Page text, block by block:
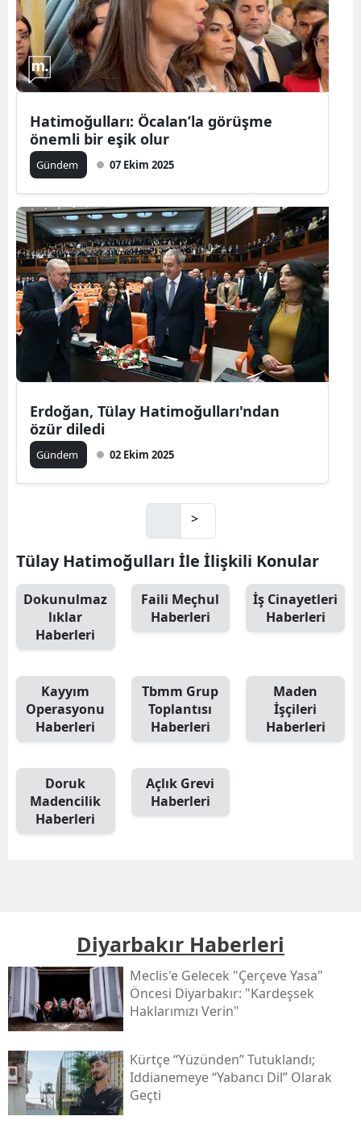
Hatimoğulları: Öcalan’la görüşme
önemli bir eşik olur
Gündem 07 Ekim 2025
Erdoğan, Tülay Hatimoğulları'ndan
özür diledi
Gündem 02 Ekim 2025
>
Tülay Hatimoğulları İle İlişkili Konular
Dokunulmaz
lıklar
Haberleri
Faili Meçhul
Haberleri
İş Cinayetleri
Haberleri
Kayyım
Operasyonu
Haberleri
Tbmm Grup
Toplantısı
Haberleri
Maden
İşçileri
Haberleri
Doruk
Madencilik
Haberleri
Açlık Grevi
Haberleri
Diyarbakır Haberleri
Meclis'e Gelecek "çerçeve Yasa"
Öncesi Diyarbakır: "kardeşsek
Haklarımızı Verin"
Kürtçe “yüzünden” Tutuklandı;
Iddianemeye “yabancı Dil” Olarak
Geçti